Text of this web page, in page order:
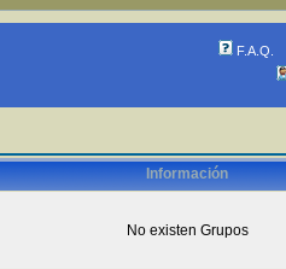
F.A.Q.
Información
No existen Grupos